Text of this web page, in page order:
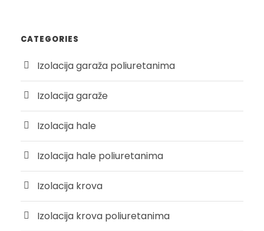
CATEGORIES
Izolacija garaža poliuretanima
Izolacija garaže
Izolacija hale
Izolacija hale poliuretanima
Izolacija krova
Izolacija krova poliuretanima